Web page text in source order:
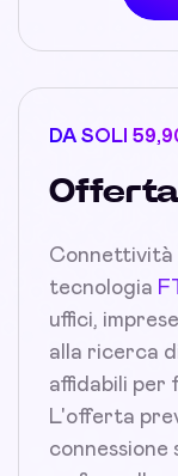
DA SOLI
Connettività
tecnologia
uffici,
alla ricerca
affidabili per
L'offerta
connessione